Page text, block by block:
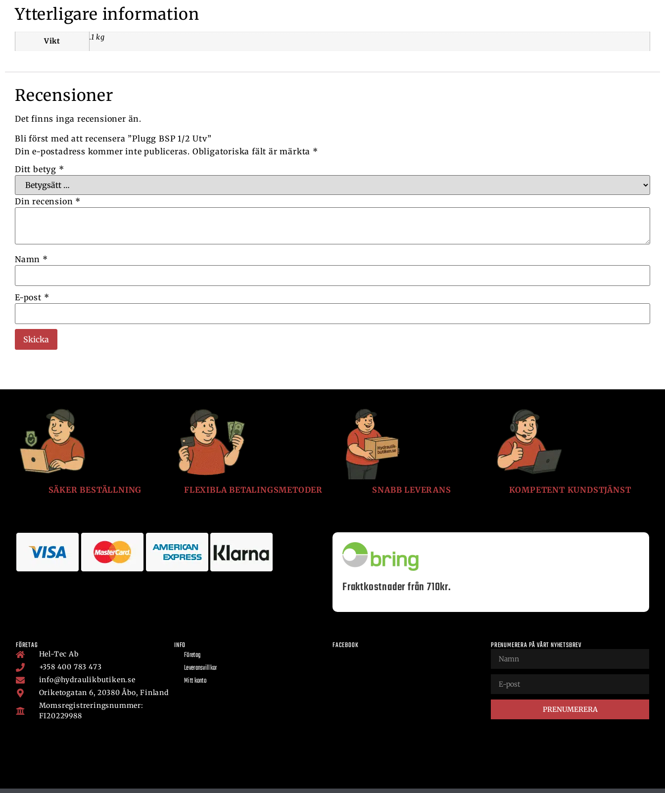
Ytterligare information
Vikt .1 kg
Recensioner
Det finns inga recensioner än.
Bli först med att recensera ”Plugg BSP 1/2 Utv”
Din e-postadress kommer inte publiceras. Obligatoriska fält är märkta *
Ditt betyg *
Din recension *
Namn *
E-post *
SÄKER BESTÄLLNING FLEXIBLA BETALINGSMETODER SNABB LEVERANS KOMPETENT KUNDSTJÄNST
Fraktkostnader från 710kr.
FÖRETAG
Hel-Tec Ab
+358 400 783 473
info@hydraulikbutiken.se
Oriketogatan 6, 20380 Åbo, Finland
Momsregistreringsnummer:
FI20229988
INFO
Företag
Leveransvillkor
Mitt konto
FACEBOOK PRENUMERERA PÅ VÅRT NYHETSBREV
PRENUMERERA